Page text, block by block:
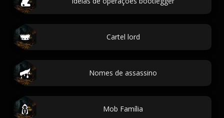
Cartel lord
Nomes de assassino
Mob Família